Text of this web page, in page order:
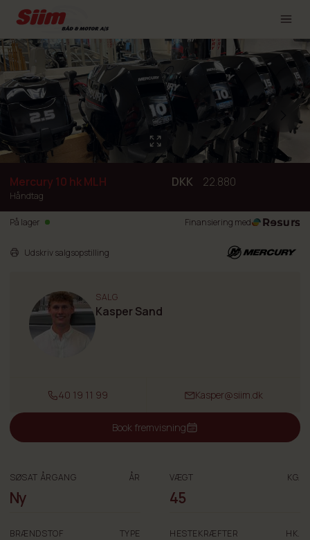
Mercury 10 hk MLH
Håndtag
DKK 22.880
På lager Finansiering med
Udskriv salgsopstilling
SALG
Kasper Sand
40 19 11 99 Kasper@siim.dk
Book fremvisning
SØSAT ÅRGANG ÅR
Ny
VÆGT KG.
45
BRÆNDSTOF TYPE HESTEKRÆFTER HK.